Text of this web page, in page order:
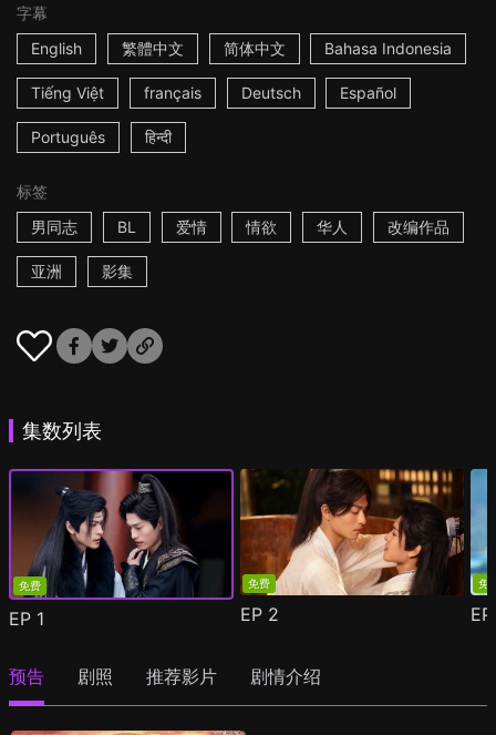
字幕
English
繁體中文 简体中文 Bahasa Indonesia
Tiếng Việt français Deutsch Español
Português हिन्दी
标签
男同志
BL 爱情 情欲 华人 改编作品
亚洲 影集
集数列表
免费
EP 1
免费
EP 2
免
预告 剧照 推荐影片 剧情介绍